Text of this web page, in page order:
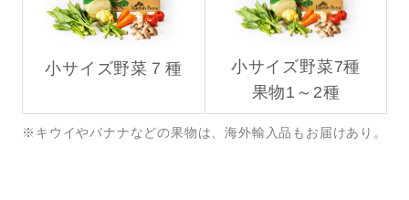
小サイズ野菜７種
小サイズ野菜7種
果物1～2種
※キウイやバナナなどの果物は、海外輸入品もお届けあり。